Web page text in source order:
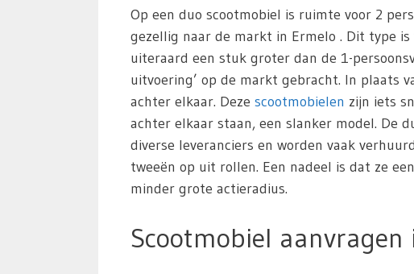
Op een duo scootmobiel is ruimte voor 2
gezellig naar de markt in Ermelo . Dit type
uiteraard een stuk groter dan de 1-
uitvoering’ op de markt gebracht. In plaats
achter elkaar. Deze scootmobielen zijn iets
achter elkaar staan, een slanker model. De
diverse leveranciers en worden vaak
tweeën op uit rollen. Een nadeel is dat ze
minder grote actieradius.
Scootmobiel aanvragen